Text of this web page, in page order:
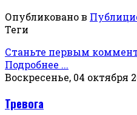
Опубликовано в
Теги
Станьте первым
Подробнее ...
Воскресенье, 04 октября
Тревога